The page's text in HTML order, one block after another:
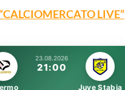
LIVE”
23.08.2026
21:00
Juve Stabia